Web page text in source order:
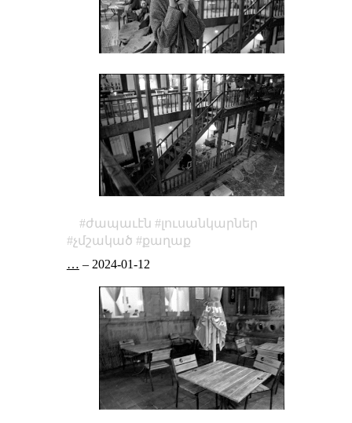
ժապաւէն
լուսանկարներ
չմշակած
քաղաք
… – 2024-01-12